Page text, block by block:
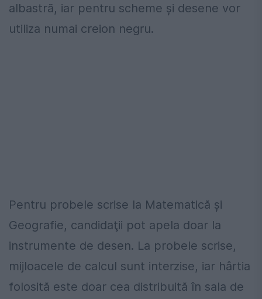
albastră, iar pentru scheme şi desene vor
utiliza numai creion negru.
Pentru probele scrise la Matematică şi
Geografie, candidaţii pot apela doar la
instrumente de desen. La probele scrise,
mijloacele de calcul sunt interzise, iar hârtia
folosită este doar cea distribuită în sala de